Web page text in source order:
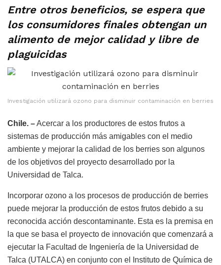
Entre otros beneficios, se espera que
los consumidores finales obtengan un
alimento de mejor calidad y libre de
plaguicidas
Investigación utilizará ozono para disminuir contaminación en berries
Chile. –Acercar a los productores de estos frutos a
sistemas de producción más amigables con el medio
ambiente y mejorar la calidad de los berries son algunos
de los objetivos del proyecto desarrollado por la
Universidad de Talca.
Incorporar ozono a los procesos de producción de berries
puede mejorar la producción de estos frutos debido a su
reconocida acción descontaminante. Esta es la premisa en
la que se basa el proyecto de innovación que comenzará a
ejecutar la Facultad de Ingeniería de la Universidad de
Talca (UTALCA) en conjunto con el Instituto de Química de